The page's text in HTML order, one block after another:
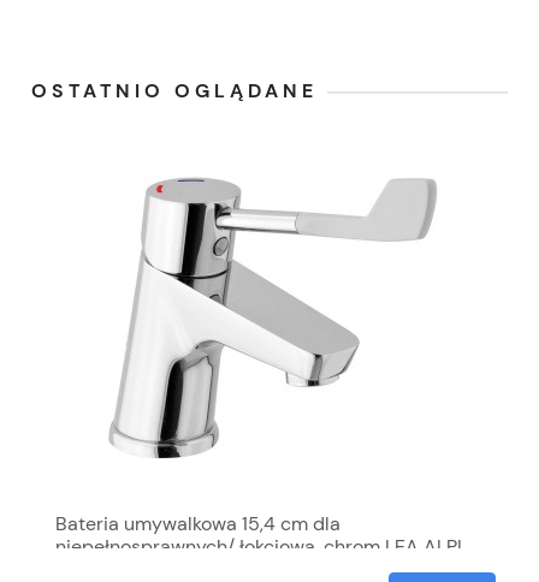
OSTATNIO OGLĄDANE
Bateria umywalkowa 15,4 cm dla
niepełnosprawnych/ łokciowa, chrom LEA ALPI